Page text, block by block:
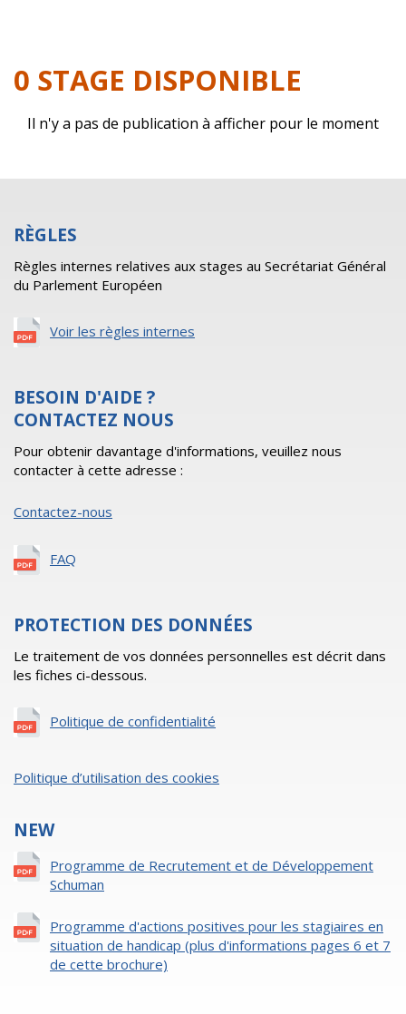
0 STAGE DISPONIBLE
Il n'y a pas de publication à afficher pour le moment
RÈGLES
Règles internes relatives aux stages au Secrétariat Général
du Parlement Européen
Voir les règles internes
BESOIN D'AIDE ?
CONTACTEZ NOUS
Pour obtenir davantage d'informations, veuillez nous
contacter à cette adresse :
Contactez-nous
FAQ
PROTECTION DES DONNÉES
Le traitement de vos données personnelles est décrit dans
les fiches ci-dessous.
Politique de confidentialité
Politique d’utilisation des cookies
NEW
Programme de Recrutement et de Développement
Schuman
Programme d'actions positives pour les stagiaires en
situation de handicap (plus d'informations pages 6 et 7
de cette brochure)